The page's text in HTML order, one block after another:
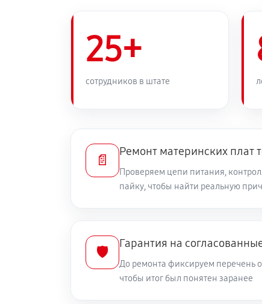
25+
сотрудников в штате
📄
Ремонт материнских плат
Проверяем цепи питания,
пайку, чтобы найти реальную
🛡️
Гарантия на
До ремонта фиксируем перечень
чтобы итог был понятен заранее